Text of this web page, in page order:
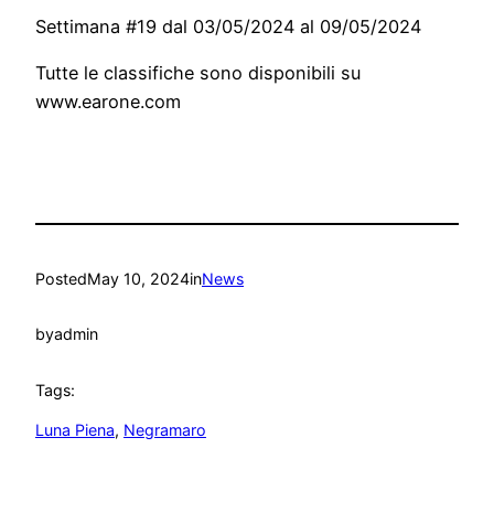
Settimana #19 dal 03/05/2024 al 09/05/2024
Tutte le classifiche sono disponibili su
www.earone.com
PostedMay 10, 2024inNews
byadmin
Tags:
Luna Piena, Negramaro